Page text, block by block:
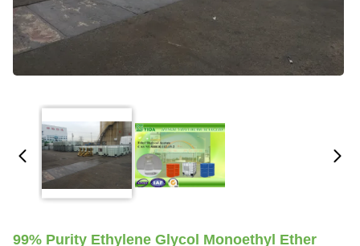
99% Purity Ethylene Glycol Monoethyl Ether